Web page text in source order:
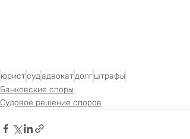
юристсудадвокатдолгштрафы
Банковские споры
Судовое решение споров